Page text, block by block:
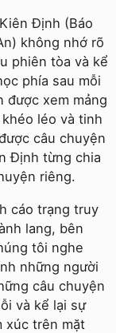
Định (Báo
không nhớ rõ
phiên tòa và kể
phía sau mỗi
được xem mảng
léo và tinh
câu chuyện
Định từng chia
riêng.
cáo trạng truy
lang, bên
tôi nghe
những người
câu chuyện
và kể lại sự
xúc trên mặt